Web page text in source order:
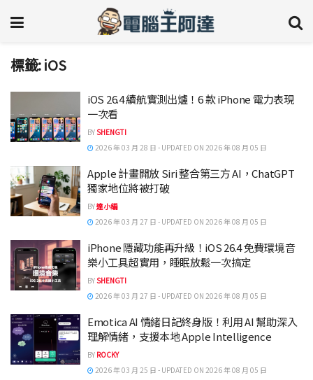
標籤:iOS
iOS 26.4 續航實測出爐！6 款 iPhone 電力表現
一次看
BYSHENGTI
2026 年 03 月 28 日 - UPDATED ON 2026 年 08 月 05 日
Apple 計畫開放 Siri 整合第三方 AI，ChatGPT
獨家地位將被打破
BY達小編
2026 年 03 月 27 日 - UPDATED ON 2026 年 08 月 05 日
iPhone 隱藏功能再升級！iOS 26.4 免費環境音
樂小工具超實用，睡眠放鬆一次搞定
BYSHENGTI
2026 年 03 月 27 日 - UPDATED ON 2026 年 08 月 05 日
Emotica AI 情緒日記終身版！利用 AI 幫助深入
理解情緒，支援本地 Apple Intelligence
BY ROCKY
2026 年 03 月 25 日 - UPDATED ON 2026 年 08 月 05 日